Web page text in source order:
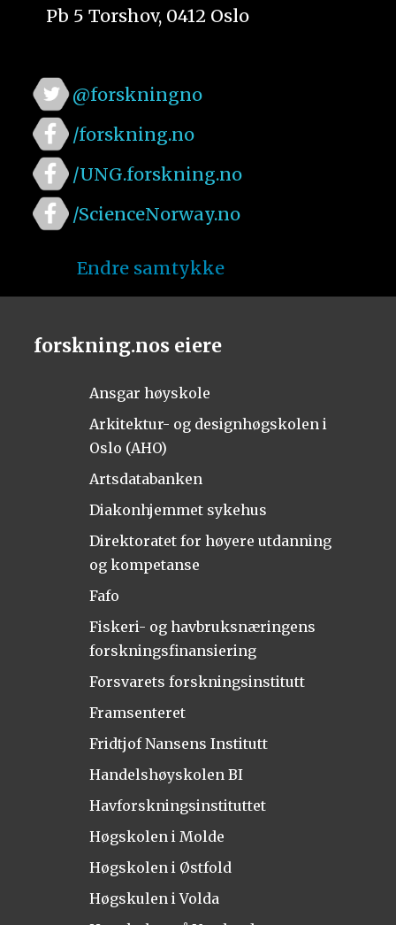
Pb 5 Torshov, 0412 Oslo
@forskningno
/forskning.no
/UNG.forskning.no
/ScienceNorway.no
Endre samtykke
forskning.nos eiere
Ansgar høyskole
Arkitektur- og designhøgskolen i
Oslo (AHO)
Artsdatabanken
Diakonhjemmet sykehus
Direktoratet for høyere utdanning
og kompetanse
Fafo
Fiskeri- og havbruksnæringens
forskningsfinansiering
Forsvarets forskningsinstitutt
Framsenteret
Fridtjof Nansens Institutt
Handelshøyskolen BI
Havforskningsinstituttet
Høgskolen i Molde
Høgskolen i Østfold
Høgskulen i Volda